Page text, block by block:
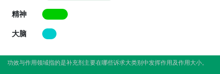
精神
大脑
功效与作用领域指的是补充剂主要在哪些诉求大类别中发挥作用及作用大小。